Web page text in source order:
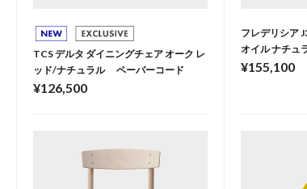
TCS デルタ ダイニングチェア オーク レ
ッド/ナチュラル ペーパーコード
¥126,500
フレデリシア
オイル ナチュ
¥155,100